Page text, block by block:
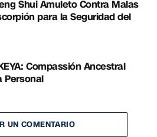
Shui Amuleto Contra Malas
para la Seguridad del
Compassión Ancestral
Personal
UN COMENTARIO